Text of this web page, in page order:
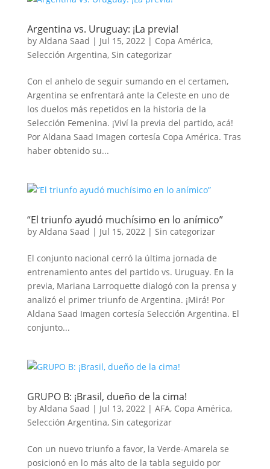
Argentina vs. Uruguay: ¡La previa!
by Aldana Saad | Jul 15, 2022| Copa América,
Selección Argentina, Sin categorizar
Con el anhelo de seguir sumando en el certamen,
Argentina se enfrentará ante la Celeste en uno de
los duelos más repetidos en la historia de la
Selección Femenina. ¡Viví la previa del partido, acá!
Por Aldana Saad Imagen cortesía Copa América. Tras
haber obtenido su...
“El triunfo ayudó muchísimo en lo anímico”
by Aldana Saad | Jul 15, 2022| Sin categorizar
El conjunto nacional cerró la última jornada de
entrenamiento antes del partido vs. Uruguay. En la
previa, Mariana Larroquette dialogó con la prensa y
analizó el primer triunfo de Argentina. ¡Mirá! Por
Aldana Saad Imagen cortesía Selección Argentina. El
conjunto...
GRUPO B: ¡Brasil, dueño de la cima!
by Aldana Saad | Jul 13, 2022| AFA, Copa América,
Selección Argentina, Sin categorizar
Con un nuevo triunfo a favor, la Verde-Amarela se
posicionó en lo más alto de la tabla seguido por